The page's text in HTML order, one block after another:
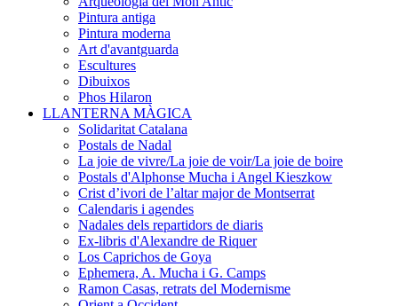
Pintura antiga
Pintura moderna
Art d'avantguarda
Escultures
Dibuixos
Phos Hilaron
LLANTERNA MÀGICA
Solidaritat Catalana
Postals de Nadal
La joie de vivre/La joie de voir/La joie de boire
Postals d'Alphonse Mucha i Angel Kieszkow
Crist d’ivori de l’altar major de Montserrat
Calendaris i agendes
Nadales dels repartidors de diaris
Ex-libris d'Alexandre de Riquer
Los Caprichos de Goya
Ephemera, A. Mucha i G. Camps
Ramon Casas, retrats del Modernisme